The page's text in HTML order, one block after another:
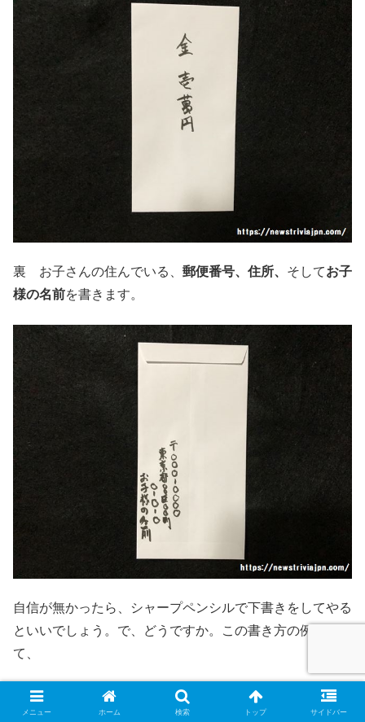
裏 お子さんの住んでいる、 郵便番号、住所、 そしてお子
様の名前を書きます。
自信が無かったら、シャープペンシルで下書きをしてやる
といいでしょう。で、どうですか。この書き方の例を見
て、
字、下手くそでしょう(滝汗)
メニュー ホーム 検索 トップ サイドバー